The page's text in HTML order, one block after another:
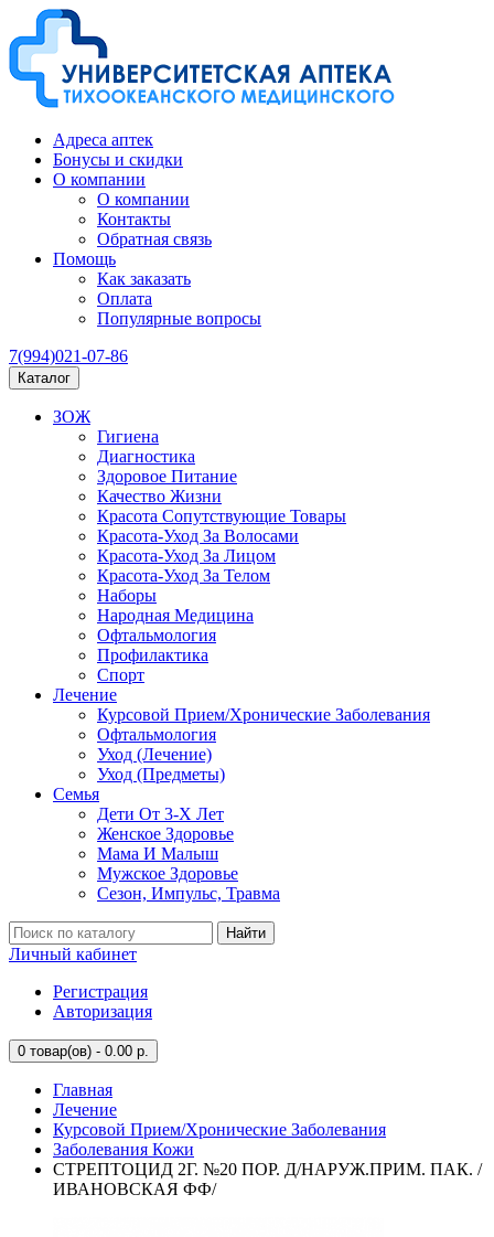
Адреса аптек
Бонусы и скидки
О компании
О компании
Контакты
Обратная связь
Помощь
Как заказать
Оплата
Популярные вопросы
7(994)021-07-86
Каталог
ЗОЖ
Гигиена
Диагностика
Здоровое Питание
Качество Жизни
Красота Сопутствующие Товары
Красота-Уход За Волосами
Красота-Уход За Лицом
Красота-Уход За Телом
Наборы
Народная Медицина
Офтальмология
Профилактика
Спорт
Лечение
Курсовой Прием/Хронические Заболевания
Офтальмология
Уход (Лечение)
Уход (Предметы)
Семья
Дети От 3-Х Лет
Женское Здоровье
Мама И Малыш
Мужское Здоровье
Сезон, Импульс, Травма
Найти
Личный кабинет
Регистрация
Авторизация
0 товар(ов) - 0.00 р.
Главная
Лечение
Курсовой Прием/Хронические Заболевания
Заболевания Кожи
СТРЕПТОЦИД 2Г. №20 ПОР. Д/НАРУЖ.ПРИМ. ПАК. /
ИВАНОВСКАЯ ФФ/